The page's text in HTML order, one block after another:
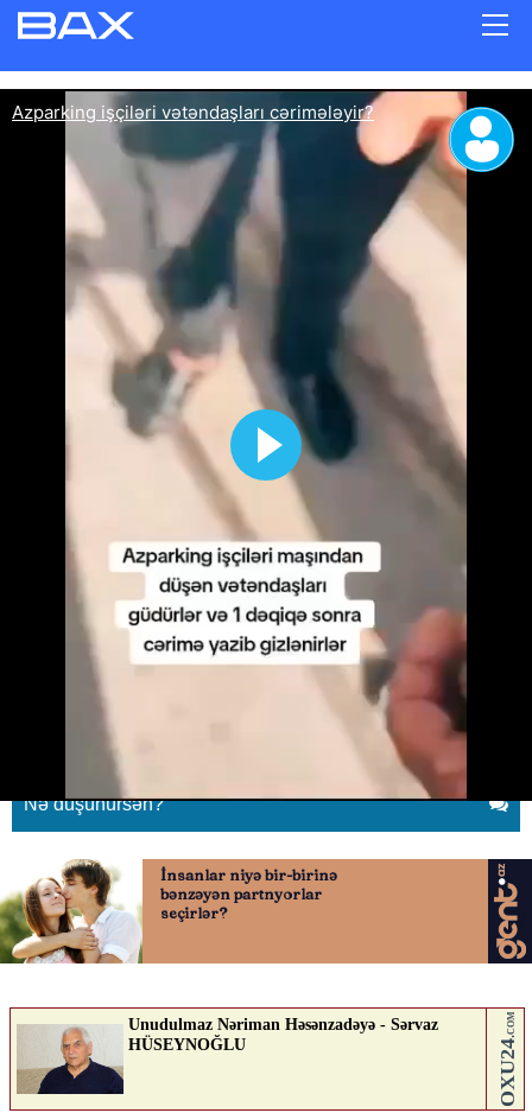
Azparking işçiləri vətəndaşları
cərimələyir?
KONTEKST.AZ ABUNƏ OL
Nə düşünürsən?